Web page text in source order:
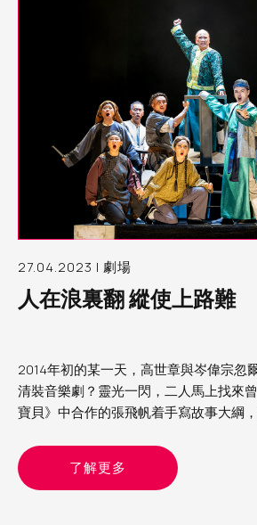
27.04.2023 | 劇場
人在浪裏翻 縱使上路難
2014年初的某一天，高世章與岑偉宗忽
清裝音樂劇？靈光一閃，二人馬上找來
寶貝》中合作的張飛帆着手寫故事大綱
了解更多